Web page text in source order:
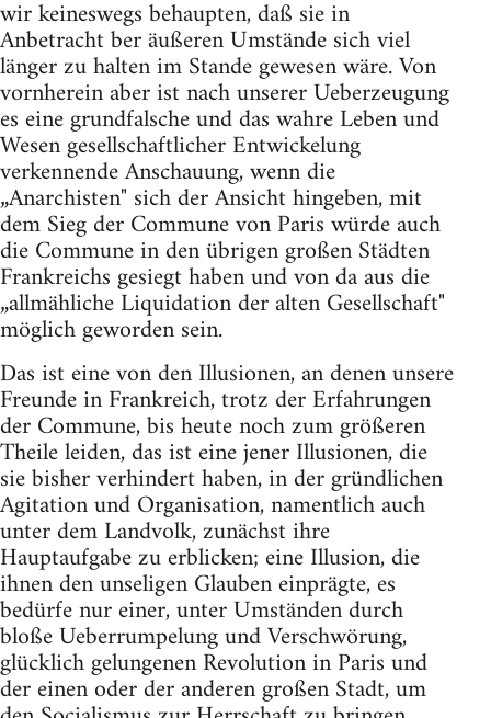
wir keineswegs behaupten, daß sie in
Anbetracht ber äußeren Umstände sich viel
länger zu halten im Stande gewesen wäre. Von
vornherein aber ist nach unserer Ueberzeugung
es eine grundfalsche und das wahre Leben und
Wesen gesellschaftlicher Entwickelung
verkennende Anschauung, wenn die
„Anarchisten" sich der Ansicht hingeben, mit
dem Sieg der Commune von Paris würde auch
die Commune in den übrigen großen Städten
Frankreichs gesiegt haben und von da aus die
„allmähliche Liquidation der alten Gesellschaft"
möglich geworden sein.
Das ist eine von den Illusionen, an denen unsere
Freunde in Frankreich, trotz der Erfahrungen
der Commune, bis heute noch zum größeren
Theile leiden, das ist eine jener Illusionen, die
sie bisher verhindert haben, in der gründlichen
Agitation und Organisation, namentlich auch
unter dem Landvolk, zunächst ihre
Hauptaufgabe zu erblicken; eine Illusion, die
ihnen den unseligen Glauben einprägte, es
bedürfe nur einer, unter Umständen durch
bloße Ueberrumpelung und Verschwörung,
glücklich gelungenen Revolution in Paris und
der einen oder der anderen großen Stadt, um